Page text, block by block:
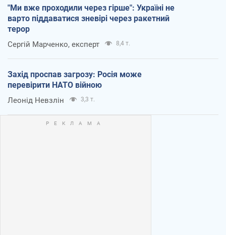
"Ми вже проходили через гірше": Україні не
варто піддаватися зневірі через ракетний
терор
Сергій Марченко, експерт 8,4 т.
Захід проспав загрозу: Росія може
перевірити НАТО війною
Леонід Невзлін 3,3 т.